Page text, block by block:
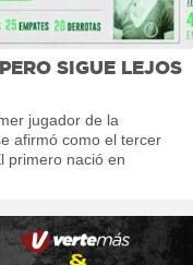
SIGUE LEJOS
jugador de la
afirmó como el tercer
primero nació en